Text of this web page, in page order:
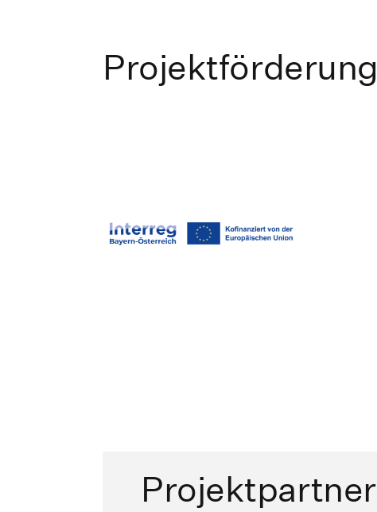
Projektförderung
Projektpartner